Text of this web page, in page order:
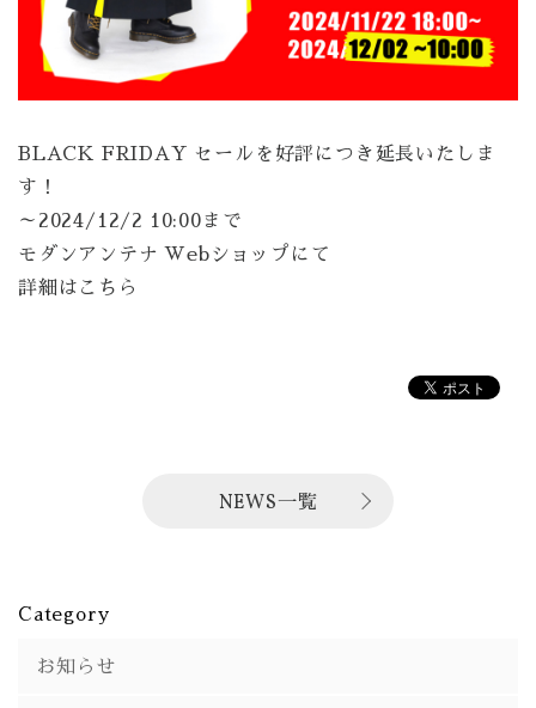
BLACK FRIDAY セールを好評につき延長いたしま
す！
～2024/12/2 10:00まで
モダンアンテナ Webショップにて
詳細はこちら
NEWS一覧
Category
お知らせ